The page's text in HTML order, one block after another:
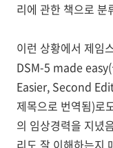
리에 관한 책으로 분
이런 상황에서 제임
DSM-5 made
Easier, Second
제목으로 번역됨)로
의 임상경력을 지녔
리도 잘 이해하는지